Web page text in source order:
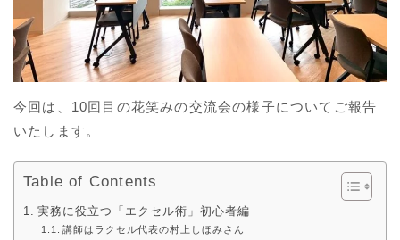
今回は、10回目の花笑みの交流会の様子についてご報告
いたします。
Table of Contents
実務に役立つ「エクセル術」初心者編
講師はラクセル代表の村上しほみさん